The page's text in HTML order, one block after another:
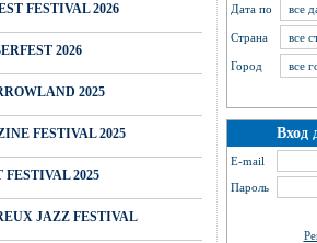
FESTIVAL 2026
2026
2025
FESTIVAL 2025
FESTIVAL 2025
JAZZ FESTIVAL
Дата по
Страна
Город
Вход
E-mail
Пароль